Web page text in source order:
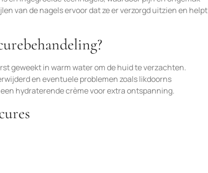
van de nagels ervoor dat ze er verzorgd uitzien en helpt
geweekt in warm water om de huid te verzachten.
en eventuele problemen zoals likdoorns
hydraterende crème voor extra ontspanning.